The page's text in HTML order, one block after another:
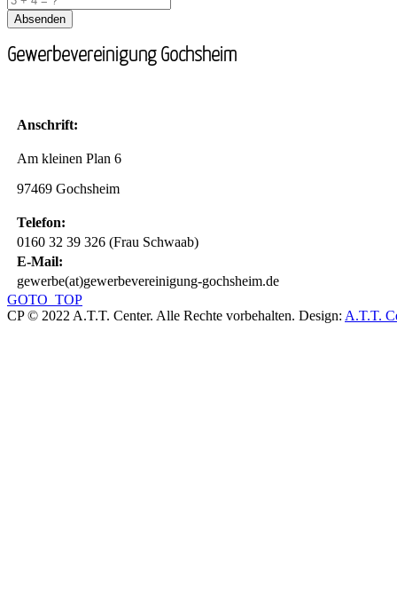
Gewerbevereinigung Gochsheim
Anschrift:
Am kleinen Plan 6
97469 Gochsheim
Telefon:
0160 32 39 326 (Frau Schwaab)
E-Mail:
gewerbe(at)gewerbevereinigung-gochsheim.de
GOTO_TOP
CP © 2022 A.T.T. Center. Alle Rechte vorbehalten. Design: A.T.T.